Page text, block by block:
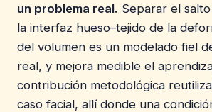
un problema real. Separar el
la interfaz hueso–tejido de la
del volumen es un modelado fiel
real, y mejora medible el
contribución metodológica
caso facial, allí donde una